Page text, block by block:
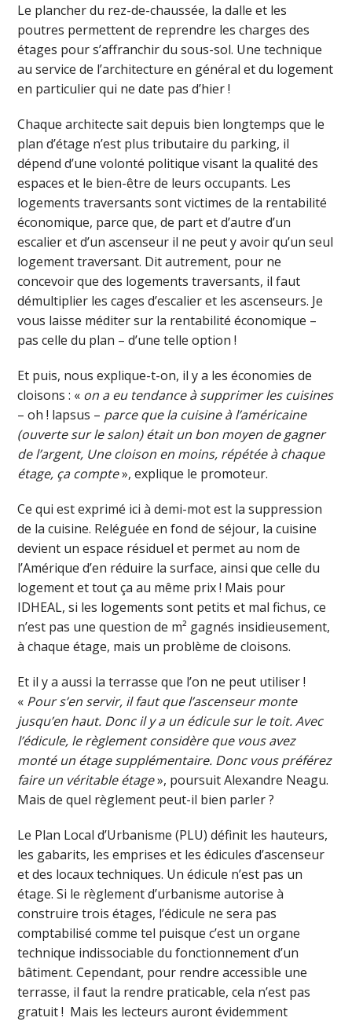
Le plancher du rez-de-chaussée, la dalle et les
poutres permettent de reprendre les charges des
étages pour s’affranchir du sous-sol. Une technique
au service de l’architecture en général et du logement
en particulier qui ne date pas d’hier !
Chaque architecte sait depuis bien longtemps que le
plan d’étage n’est plus tributaire du parking, il
dépend d’une volonté politique visant la qualité des
espaces et le bien-être de leurs occupants. Les
logements traversants sont victimes de la rentabilité
économique, parce que, de part et d’autre d’un
escalier et d’un ascenseur il ne peut y avoir qu’un seul
logement traversant. Dit autrement, pour ne
concevoir que des logements traversants, il faut
démultiplier les cages d’escalier et les ascenseurs. Je
vous laisse méditer sur la rentabilité économique –
pas celle du plan – d’une telle option !
Et puis, nous explique-t-on, il y a les économies de
cloisons : « on a eu tendance à supprimer les cuisines
– oh ! lapsus – parce que la cuisine à l’américaine
(ouverte sur le salon) était un bon moyen de gagner
de l’argent, Une cloison en moins, répétée à chaque
étage, ça compte», explique le promoteur.
Ce qui est exprimé ici à demi-mot est la suppression
de la cuisine. Reléguée en fond de séjour, la cuisine
devient un espace résiduel et permet au nom de
l’Amérique d’en réduire la surface, ainsi que celle du
logement et tout ça au même prix ! Mais pour
IDHEAL, si les logements sont petits et mal fichus, ce
n’est pas une question de m² gagnés insidieusement,
à chaque étage, mais un problème de cloisons.
Et il y a aussi la terrasse que l’on ne peut utiliser !
« Pour s’en servir, il faut que l’ascenseur monte
jusqu’en haut. Donc il y a un édicule sur le toit. Avec
l’édicule, le règlement considère que vous avez
monté un étage supplémentaire. Donc vous préférez
faire un véritable étage», poursuit Alexandre Neagu.
Mais de quel règlement peut-il bien parler ?
Le Plan Local d’Urbanisme (PLU) définit les hauteurs,
les gabarits, les emprises et les édicules d’ascenseur
et des locaux techniques. Un édicule n’est pas un
étage. Si le règlement d’urbanisme autorise à
construire trois étages, l’édicule ne sera pas
comptabilisé comme tel puisque c’est un organe
technique indissociable du fonctionnement d’un
bâtiment. Cependant, pour rendre accessible une
terrasse, il faut la rendre praticable, cela n’est pas
gratuit ! Mais les lecteurs auront évidemment